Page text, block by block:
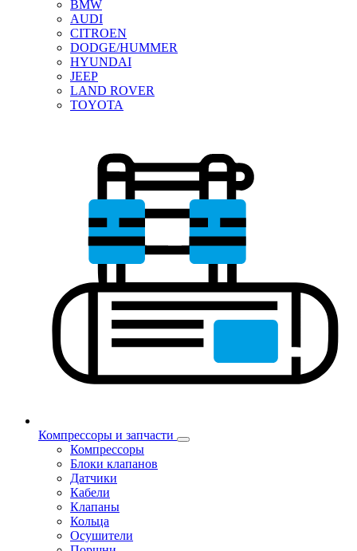
BMW
AUDI
CITROEN
DODGE/HUMMER
HYUNDAI
JEEP
LAND ROVER
TOYOTA
Компрессоры и запчасти
Компрессоры
Блоки клапанов
Датчики
Кабели
Клапаны
Кольца
Осушители